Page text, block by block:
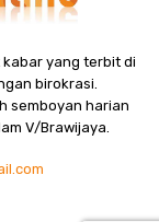
yang terbit di
birokrasi.
semboyan harian
V/Brawijaya.